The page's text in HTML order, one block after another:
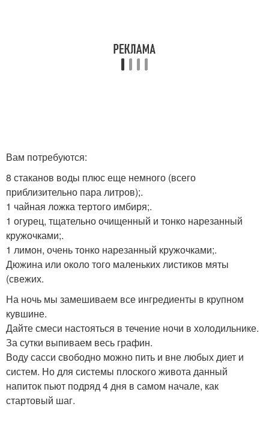
Вам потребуются:
8 стаканов воды плюс еще немного (всего
приблизительно пара литров);.
1 чайная ложка тертого имбиря;.
1 огурец, тщательно очищенный и тонко нарезанный
кружочками;.
1 лимон, очень тонко нарезанный кружочками;.
Дюжина или около того маленьких листиков мяты
(свежих.
На ночь мы замешиваем все ингредиенты в крупном
кувшине.
Дайте смеси настояться в течение ночи в холодильнике.
За сутки выпиваем весь графин.
Воду сасси свободно можно пить и вне любых диет и
систем. Но для системы плоского живота данный
напиток пьют подряд 4 дня в самом начале, как
стартовый шаг.